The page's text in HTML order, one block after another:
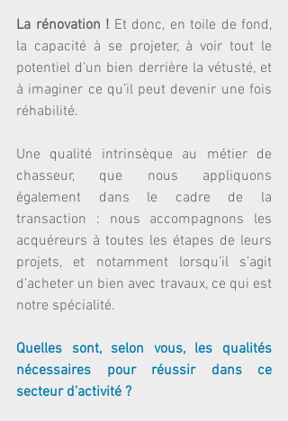
La rénovation ! Et donc, en toile de fond,
la capacité à se projeter, à voir tout le
potentiel d’un bien derrière la vétusté, et
à imaginer ce qu’il peut devenir une fois
réhabilité.
Une qualité intrinsèque au métier de
chasseur, que nous appliquons
également dans le cadre de la
transaction : nous accompagnons les
acquéreurs à toutes les étapes de leurs
projets, et notamment lorsqu’il s’agit
d’acheter un bien avec travaux, ce qui est
notre spécialité.
Quelles sont, selon vous, les qualités
nécessaires pour réussir dans ce
secteur d’activité ?